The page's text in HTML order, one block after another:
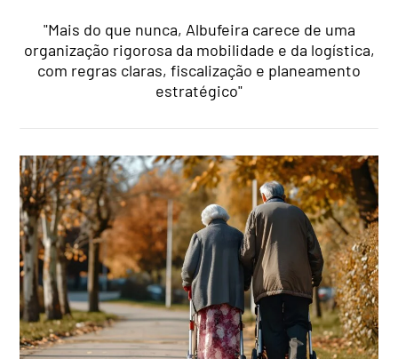
"Mais do que nunca, Albufeira carece de uma
organização rigorosa da mobilidade e da logística,
com regras claras, fiscalização e planeamento
estratégico"